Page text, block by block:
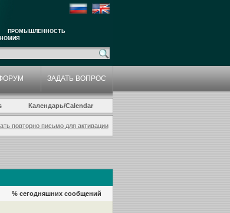
ПРОМЫШЛЕННОСТЬ
ЗАДАТЬ ВОПРОС
Календарь/Calendar
повторно письмо для активации
% сегодняшних сообщений